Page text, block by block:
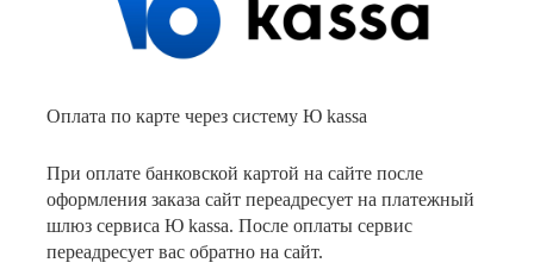
Оплата по карте через систему Ю kassa
При оплате банковской картой на сайте после
оформления заказа сайт переадресует на платежный
шлюз сервиса Ю kassa. После оплаты сервис
переадресует вас обратно на сайт.